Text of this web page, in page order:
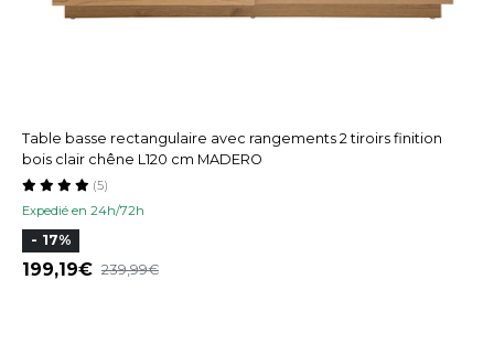
Table basse rectangulaire avec rangements 2 tiroirs finition
bois clair chêne L120 cm MADERO
Expedié en 24h/72h
(5)
- 17%
199,19 239,99